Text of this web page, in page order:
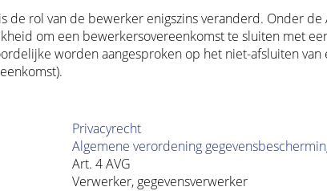
de rol van de bewerker enigszins veranderd. Onder
om een bewerkersovereenkomst te sluiten met
worden aangesproken op het niet-afsluiten
Privacyrecht
Algemene verordening
Art. 4 AVG
Verwerker, gegevensverwerker